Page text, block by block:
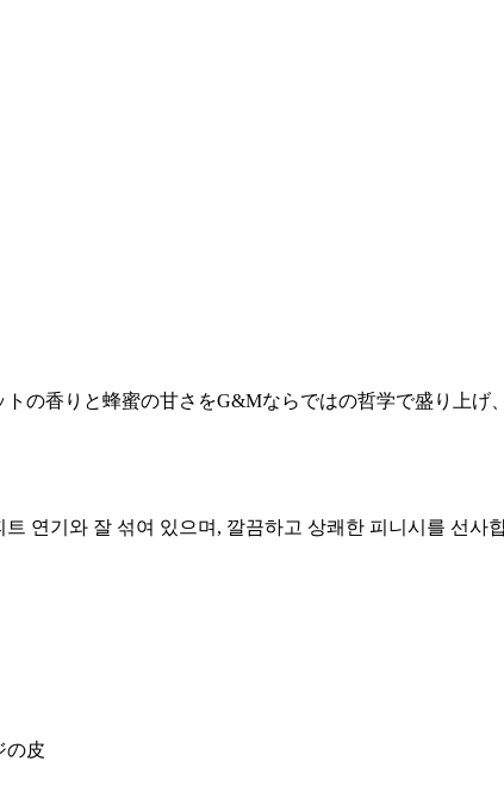
の香りと蜂蜜の甘さをG&Mならではの哲学で盛り上
연기와 잘 섞여 있으며, 깔끔하고 상쾌한 피니시를 선사
の皮